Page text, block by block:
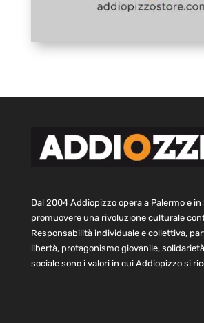
Dal 2004 Addiopizzo opera a Palermo e in
promuovere una rivoluzione culturale
Responsabilità individuale e collettiva,
libertà, protagonismo giovanile,
sociale sono i valori in cui Addiopizzo si